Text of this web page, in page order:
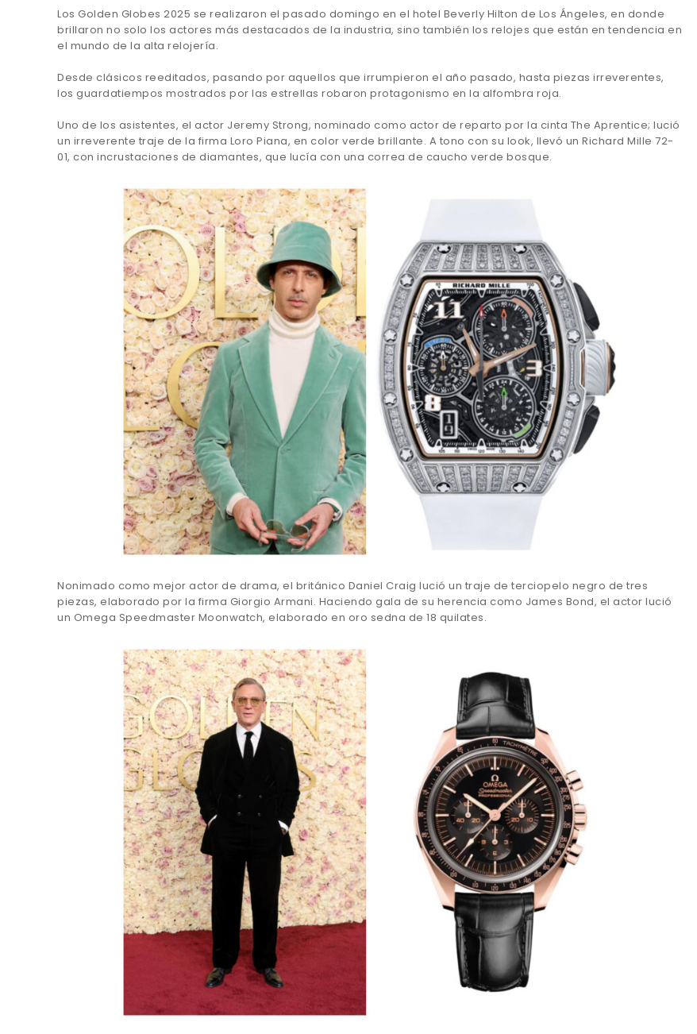
Los Golden Globes 2025 se realizaron el pasado domingo en el hotel Beverly Hilton de Los Ángeles, en donde
brillaron no solo los actores más destacados de la industria, sino también los relojes que están en tendencia en
el mundo de la alta relojería.
Desde clásicos reeditados, pasando por aquellos que irrumpieron el año pasado, hasta piezas irreverentes,
los guardatiempos mostrados por las estrellas robaron protagonismo en la alfombra roja.
Uno de los asistentes, el actor Jeremy Strong, nominado como actor de reparto por la cinta The Aprentice; lució
un irreverente traje de la firma Loro Piana, en color verde brillante. A tono con su look, llevó un Richard Mille 72-
01, con incrustaciones de diamantes, que lucía con una correa de caucho verde bosque.
Nonimado como mejor actor de drama, el británico Daniel Craig lució un traje de terciopelo negro de tres
piezas, elaborado por la firma Giorgio Armani. Haciendo gala de su herencia como James Bond, el actor lució
un Omega Speedmaster Moonwatch, elaborado en oro sedna de 18 quilates.